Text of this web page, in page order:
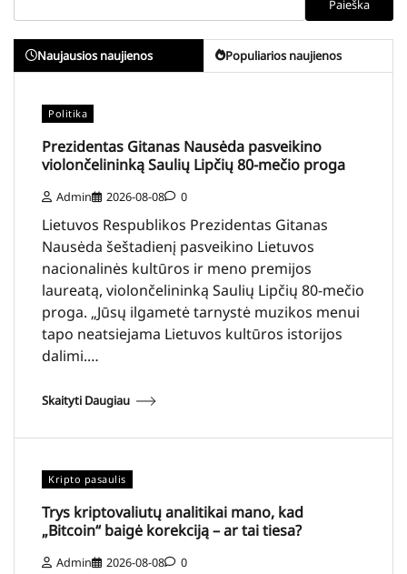
Paieška
Naujausios naujienos Populiarios naujienos
Politika
Prezidentas Gitanas Nausėda pasveikino
violončelininką Saulių Lipčių 80-mečio proga
Admin 2026-08-08 0
Lietuvos Respublikos Prezidentas Gitanas
Nausėda šeštadienį pasveikino Lietuvos
nacionalinės kultūros ir meno premijos
laureatą, violončelininką Saulių Lipčių 80-mečio
proga. „Jūsų ilgametė tarnystė muzikos menui
tapo neatsiejama Lietuvos kultūros istorijos
dalimi.…
Skaityti Daugiau
Kripto pasaulis
Trys kriptovaliutų analitikai mano, kad
„Bitcoin“ baigė korekciją – ar tai tiesa?
Admin 2026-08-08 0